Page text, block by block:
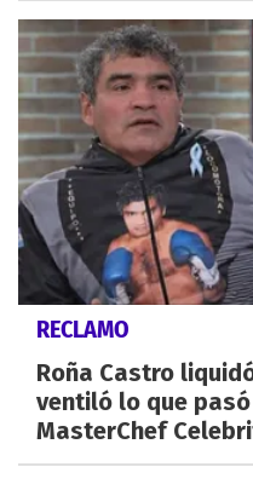
RECLAMO
Roña Castro
ventiló lo que
MasterChef